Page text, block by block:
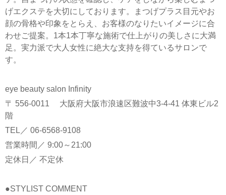
げエクステを大切にしております。まつげプラス目元やお
顔の骨格や印象をとらえ、お客様のなりたいイメージに合
わせご提案。1本1本丁寧な施術で仕上がりの美しさに大満
足。実力派で大人女性に絶大な支持を得ているサロンで
す。
eye beauty salon Infinity
〒 556-0011 大阪府大阪市浪速区難波中3-4-41 体東ビル2
階
TEL／ 06-6568-9108
営業時間／ 9:00～21:00
定休日／ 不定休
●STYLIST COMMENT